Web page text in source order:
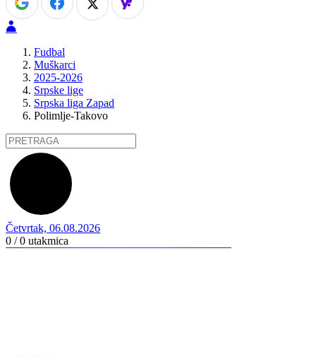
Fudbal
Muškarci
2025-2026
Srpske lige
Srpska liga Zapad
Polimlje-Takovo
Četvrtak, 06.08.2026
0 / 0 utakmica